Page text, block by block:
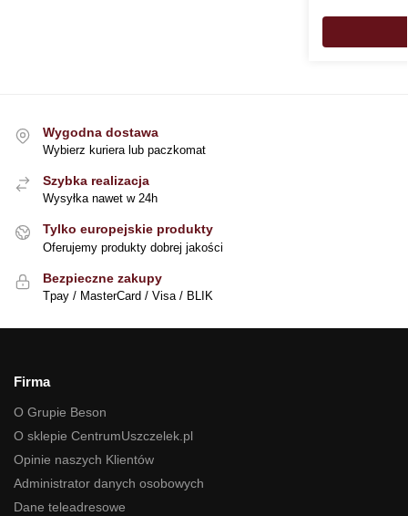
Wygodna dostawa
Wybierz kuriera lub paczkomat
Szybka realizacja
Wysyłka nawet w 24h
Tylko europejskie produkty
Oferujemy produkty dobrej jakości
Bezpieczne zakupy
Tpay / MasterCard / Visa / BLIK
Firma
O Grupie Beson
O sklepie CentrumUszczelek.pl
Opinie naszych Klientów
Administrator danych osobowych
Dane teleadresowe